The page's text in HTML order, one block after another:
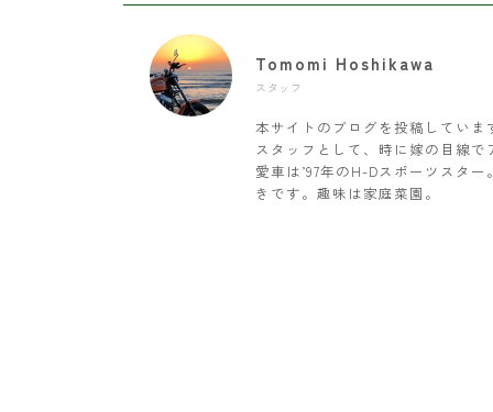
Tomomi Hoshikawa
スタッフ
本サイトのブログを投稿していま
スタッフとして、時に嫁の目線
愛車は’97年のH-Dスポーツスタ
きです。趣味は家庭菜園。